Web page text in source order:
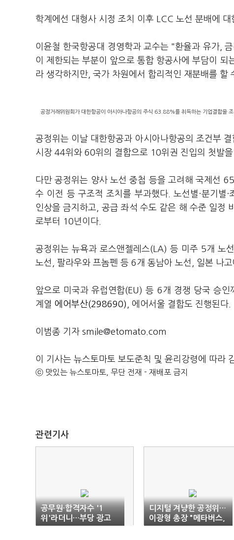
학계에선 대형사 시정 조치 이후 LCC 노선 분배에
이윤철 한국항공대 경영학과 교수는 "환율과 유가,
이 제한되는 부분이 앞으로 통합 항공사에 부담이
라 생각하지만, 국가 차원에서 합리적인 재분배를 할
공정거래위원회가 대한항공이 아시아나항공의 주식 63.88%를 취득하는 기업결합을
공정위는 이날 대한항공과 아시아나항공의 조건부
시장 44위와 60위의 결합으로 10위권 진입의 첫발을
다만 공정위는 양사 노선 중첩 등을 고려해 국제선
수 이전 등 구조적 조치를 부과했다. 노선별·분기
인상을 금지하고, 공급 좌석 수도 같은 해 수준 일정
로부터 10년이다.
공정위는 뉴욕과 로스앤젤레스(LA) 등 미주 5개 노
노선, 팔라우와 프놈펜 등 6개 동남아 노선, 일본 나
앞으로 미국과 유럽연합(EU) 등 6개 경쟁 당국 승
계열 에어부산(298690) , 에어서울 결합도 진행된다.
이범종 기자 smile@etomato.com
이 기사는 뉴스토마토 보도준칙 및 윤리강령에 따라
ⓒ 맛있는 뉴스토마토, 무단 전재 - 재배포 금지
관련기사
공무원·합격자수 '1
위'라더니…부당 광고
에듀윌 '과징금 처벌'
디지털 겨냥한 공정위…
이광형 총장 "메타버스,
무한 상상력 펼쳐야"